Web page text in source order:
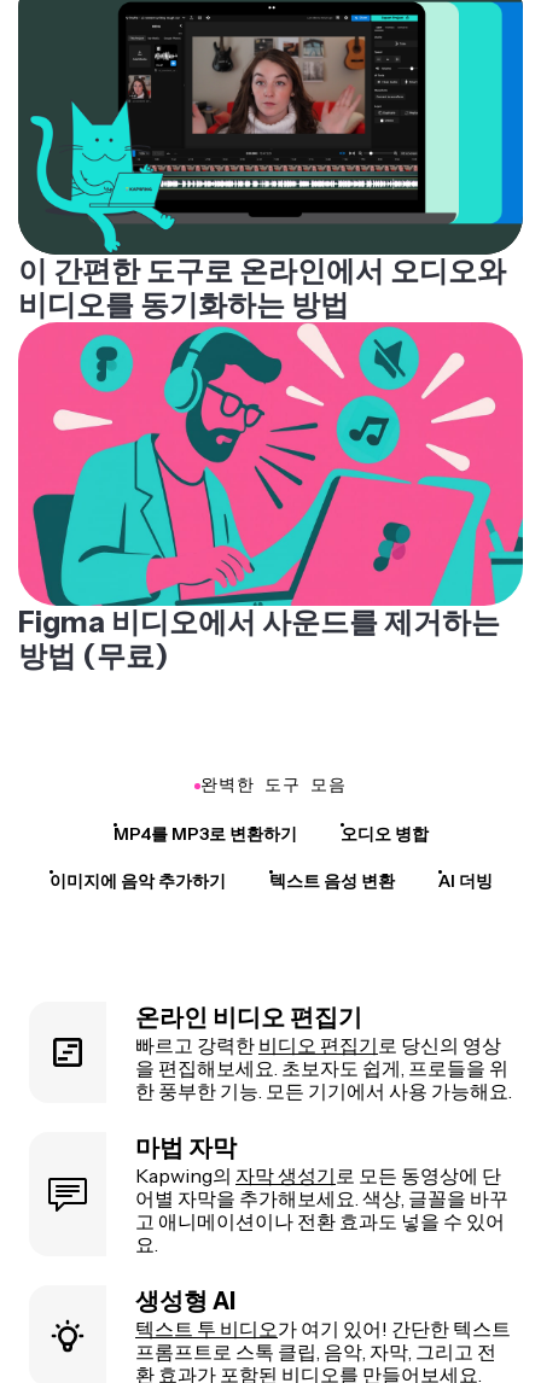
이 간편한 도구로 온라인에서 오디오와
비디오를 동기화하는 방법
Figma 비디오에서 사운드를 제거하는
방법 (무료)
완벽한 도구 모음
MP4를 MP3로 변환하기 오디오 병합
이미지에 음악 추가하기 텍스트 음성 변환 AI 더빙
온라인 비디오 편집기
빠르고 강력한 비디오 편집기로 당신의 영상
을 편집해보세요. 초보자도 쉽게, 프로들을 위
한 풍부한 기능. 모든 기기에서 사용 가능해요.
마법 자막
Kapwing의 자막 생성기로 모든 동영상에 단
어별 자막을 추가해보세요. 색상, 글꼴을 바꾸
고 애니메이션이나 전환 효과도 넣을 수 있어
요.
생성형 AI
텍스트 투 비디오가 여기 있어! 간단한 텍스트
프롬프트로 스톡 클립, 음악, 자막, 그리고 전
환 효과가 포함된 비디오를 만들어보세요.